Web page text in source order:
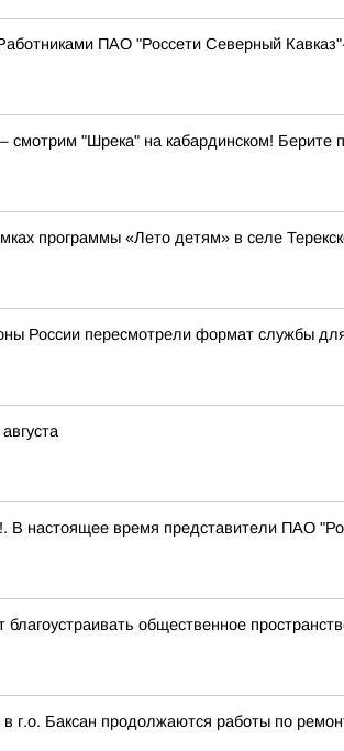
ПАО "Россети Северный
"Шрека" на кабардинском! Берите
программы «Лето детям» в селе
России пересмотрели формат службы
В настоящее время представители ПАО
общественное
г.о. Баксан продолжаются работы по